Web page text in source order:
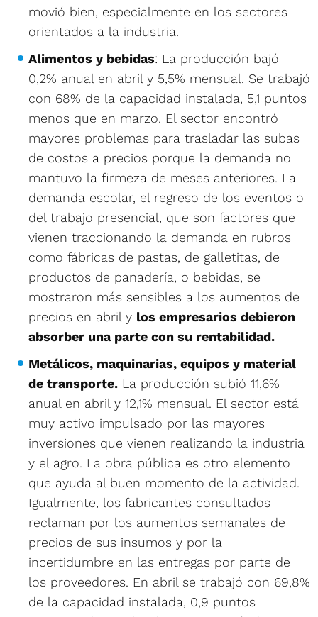
movió bien, especialmente en los sectores
orientados a la industria.
Alimentos y bebidas: La producción bajó
0,2% anual en abril y 5,5% mensual. Se trabajó
con 68% de la capacidad instalada, 5,1 puntos
menos que en marzo. El sector encontró
mayores problemas para trasladar las subas
de costos a precios porque la demanda no
mantuvo la firmeza de meses anteriores. La
demanda escolar, el regreso de los eventos o
del trabajo presencial, que son factores que
vienen traccionando la demanda en rubros
como fábricas de pastas, de galletitas, de
productos de panadería, o bebidas, se
mostraron más sensibles a los aumentos de
precios en abril y los empresarios debieron
absorber una parte con su rentabilidad.
Metálicos, maquinarias, equipos y material
de transporte. La producción subió 11,6%
anual en abril y 12,1% mensual. El sector está
muy activo impulsado por las mayores
inversiones que vienen realizando la industria
y el agro. La obra pública es otro elemento
que ayuda al buen momento de la actividad.
Igualmente, los fabricantes consultados
reclaman por los aumentos semanales de
precios de sus insumos y por la
incertidumbre en las entregas por parte de
los proveedores. En abril se trabajó con 69,8%
de la capacidad instalada, 0,9 puntos